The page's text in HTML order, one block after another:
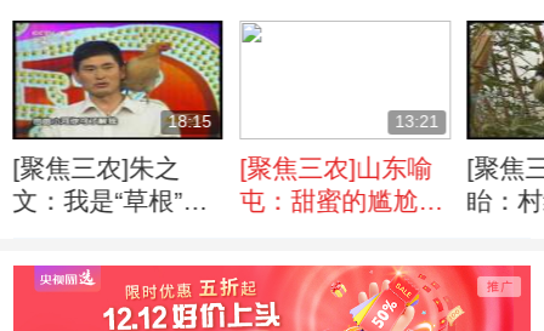
18:15
[聚焦三农]朱之
文：我是“草根”大
(20110605)
13:21
[聚焦三农]山东喻
屯：甜蜜的尴尬
[聚焦
眙：